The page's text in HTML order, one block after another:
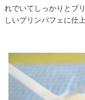
れでいてしっかりとプ
しいプリンパフェに仕